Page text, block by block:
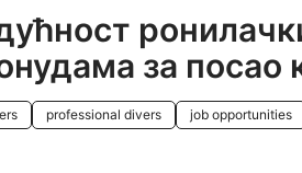
за посао
professional divers job opportunities